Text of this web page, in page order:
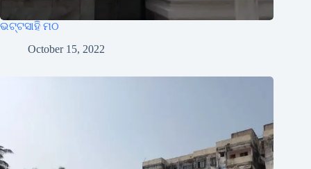
ଭଟ୍ଟସାହି ମଠ
October 15, 2022